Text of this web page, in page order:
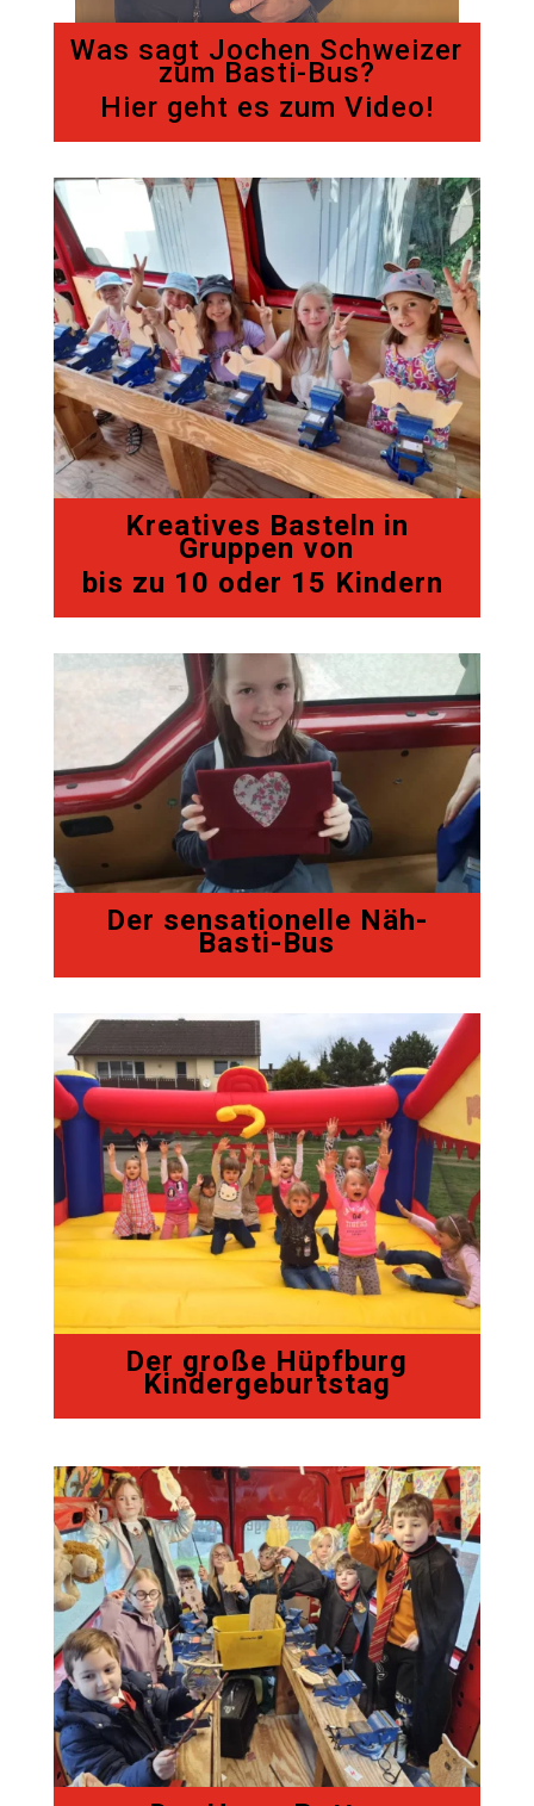
Was sagt Jochen Schweizer
zum Basti-Bus?
Hier geht es zum Video!
Kreatives Basteln in
Gruppen von
bis zu 10 oder 15 Kindern
Der sensationelle Näh-
Basti-Bus
Der große Hüpfburg
Kindergeburtstag